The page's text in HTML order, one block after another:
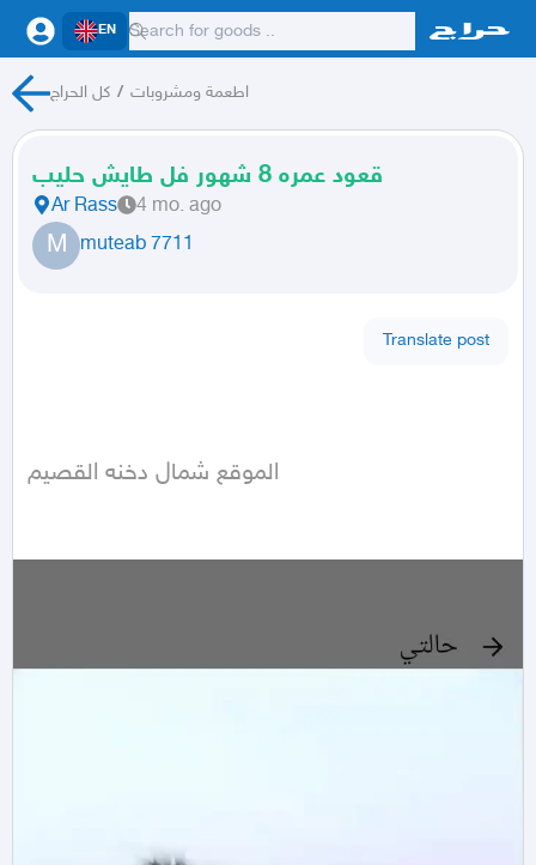
EN
كل الحراج / اطعمة ومشروبات
قعود عمره 8 شهور فل طايش حليب
Ar Rass 4 mo. ago
M muteab 7711
Translate post
الموقع شمال دخنه القصيم